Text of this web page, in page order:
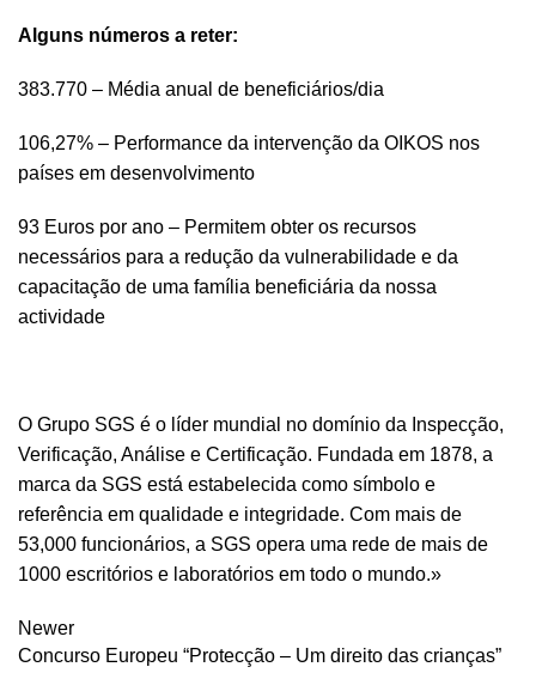
Alguns números a reter:
383.770 – Média anual de beneficiários/dia
106,27% – Performance da intervenção da OIKOS nos
países em desenvolvimento
93 Euros por ano – Permitem obter os recursos
necessários para a redução da vulnerabilidade e da
capacitação de uma família beneficiária da nossa
actividade
O Grupo SGS é o líder mundial no domínio da Inspecção,
Verificação, Análise e Certificação. Fundada em 1878, a
marca da SGS está estabelecida como símbolo e
referência em qualidade e integridade. Com mais de
53,000 funcionários, a SGS opera uma rede de mais de
1000 escritórios e laboratórios em todo o mundo.»
Newer
Concurso Europeu “Protecção – Um direito das crianças”